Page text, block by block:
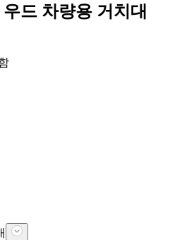
드 차량용 거치대